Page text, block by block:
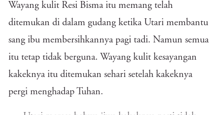
Wayang kulit Resi Bisma itu memang telah
ditemukan di dalam gudang ketika Utari membantu
sang ibu membersihkannya pagi tadi. Namun semua
itu tetap tidak berguna. Wayang kulit kesayangan
kakeknya itu ditemukan sehari setelah kakeknya
pergi menghadap Tuhan.